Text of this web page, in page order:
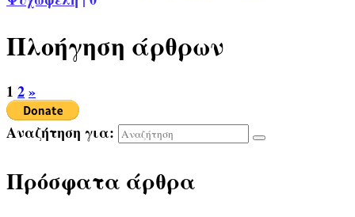
Πλοήγηση άρθρων
1 2»
Αναζήτηση για:
Πρόσφατα άρθρα